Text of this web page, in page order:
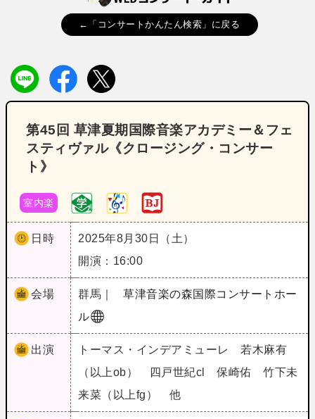
←「コンサートかんたん検索」に戻る
第45回 草津夏期国際音楽アカデミー＆フェ
スティヴァル《クロージング・コンサー
ト》
室内楽
日時
2025年8月30日（土）
開演：16:00
会場 群馬｜
草津音楽の森国際コンサートホー
ル
出演
トーマス・インデアミューレ 若木麻有
（以上ob） 四戸世紀cl 保崎佑 竹下未
来菜（以上fg） 他